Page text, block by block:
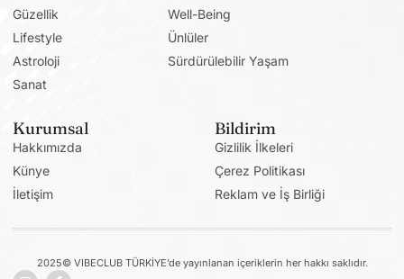
Güzellik
Lifestyle
Astroloji
Sanat
Well-Being
Ünlüler
Sürdürülebilir Yaşam
Kurumsal
Hakkımızda
Künye
İletişim
Bildirim
Gizlilik İlkeleri
Çerez Politikası
Reklam ve İş Birliği
2025© VIBECLUB TÜRKİYE’de yayınlanan içeriklerin her hakkı saklıdır.